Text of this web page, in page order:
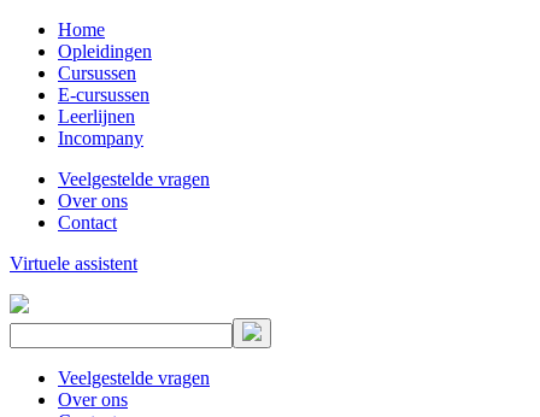
Home
Opleidingen
Cursussen
E-cursussen
Leerlijnen
Incompany
Veelgestelde vragen
Over ons
Contact
Virtuele assistent
Veelgestelde vragen
Over ons